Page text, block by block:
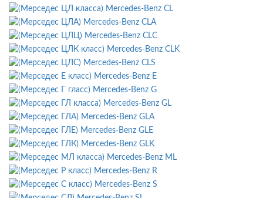
Mercedes-Benz CL
Mercedes-Benz CLA
Mercedes-Benz CLC
Mercedes-Benz CLK
Mercedes-Benz CLS
Mercedes-Benz E
Mercedes-Benz G
Mercedes-Benz GL
Mercedes-Benz GLA
Mercedes-Benz GLE
Mercedes-Benz GLK
Mercedes-Benz ML
Mercedes-Benz R
Mercedes-Benz S